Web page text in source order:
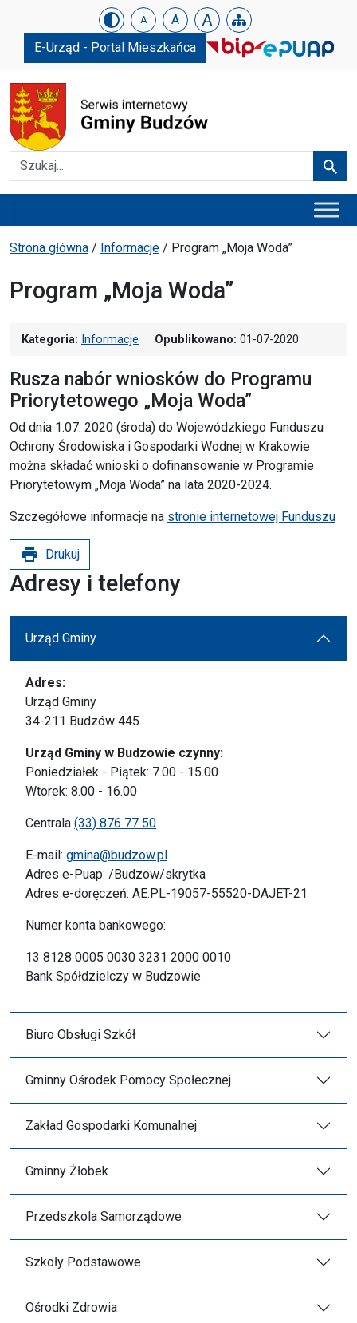
Urząd Gminy w Budzowie
Skip menu A A A
E-Urząd - Portal Mieszkańca
Szukaj
Ścieżka powrotu
Strona główna / Informacje / Program „Moja Woda”
Program „Moja Woda”
Kategoria: Informacje Opublikowano: 01-07-2020
Rusza nabór wniosków do Programu
Priorytetowego „Moja Woda”
Od dnia 1.07. 2020 (środa) do Wojewódzkiego Funduszu
Ochrony Środowiska i Gospodarki Wodnej w Krakowie
można składać wnioski o dofinansowanie w Programie
Priorytetowym „Moja Woda” na lata 2020-2024.
Szczegółowe informacje na stronie internetowej Funduszu
print Drukuj
Adresy i telefony
Urząd Gminy
Adres:
Urząd Gminy
34-211 Budzów 445
Urząd Gminy w Budzowie czynny:
Poniedziałek - Piątek: 7.00 - 15.00
Wtorek: 8.00 - 16.00
Centrala (33) 876 77 50
E-mail: gmina@budzow.pl
Adres e-Puap: /Budzow/skrytka
Adres e-doręczeń: AE:PL-19057-55520-DAJET-21
Numer konta bankowego:
13 8128 0005 0030 3231 2000 0010
Bank Spółdzielczy w Budzowie
Biuro Obsługi Szkół
Gminny Ośrodek Pomocy Społecznej
Zakład Gospodarki Komunalnej
Gminny Żłobek
Przedszkola Samorządowe
Szkoły Podstawowe
Ośrodki Zdrowia